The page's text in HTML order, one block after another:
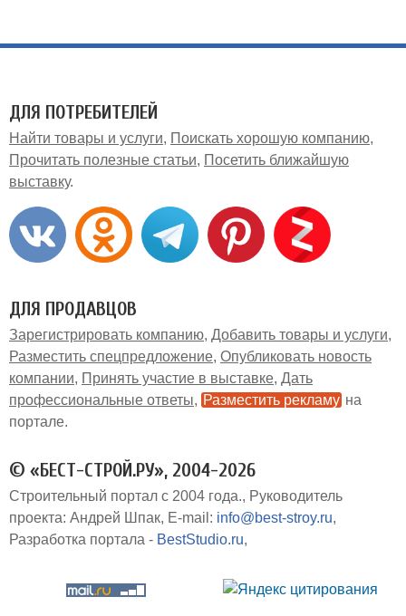
ДЛЯ ПОТРЕБИТЕЛЕЙ
Найти товары и услуги
Поискать хорошую компанию
Прочитать полезные статьи
Посетить ближайшую
выставку
ДЛЯ ПРОДАВЦОВ
Зарегистрировать компанию Добавить товары и услуги
Разместить спецпредложение Опубликовать новость
компании
Принять участие в выставке Дать
профессиональные ответы
Разместить рекламу на
портале
© «БЕСТ-СТРОЙ.РУ», 2004-2026
Строительный портал с 2004 года.
Руководитель
проекта: Андрей Шпак E-mail: info@best-stroy.ru
Разработка портала - BestStudio.ru